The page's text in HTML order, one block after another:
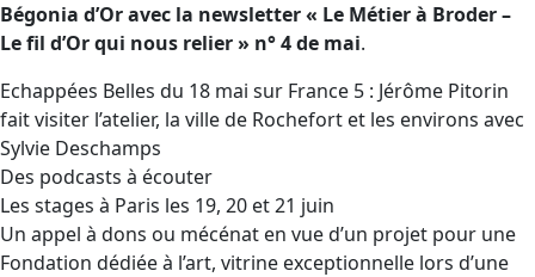
Bégonia d’Or avec la newsletter « Le Métier à Broder –
Le fil d’Or qui nous relier » n° 4 de mai.
Echappées Belles du 18 mai sur France 5 : Jérôme Pitorin
fait visiter l’atelier, la ville de Rochefort et les environs avec
Sylvie Deschamps
Des podcasts à écouter
Les stages à Paris les 19, 20 et 21 juin
Un appel à dons ou mécénat en vue d’un projet pour une
Fondation dédiée à l’art, vitrine exceptionnelle lors d’une